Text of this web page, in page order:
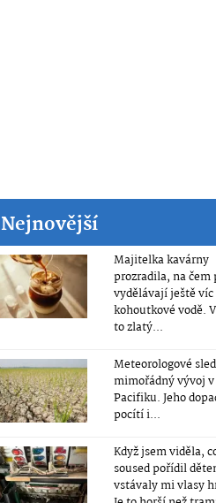
Nejnovější
Majitelka kavárny
prozradila, na čem
vydělávají ještě víc
kohoutkové vodě.
to zlatý...
Meteorologové
mimořádný vývoj v
Pacifiku. Jeho
pocítí i...
Když jsem viděla,
soused pořídil
vstávaly mi vlasy